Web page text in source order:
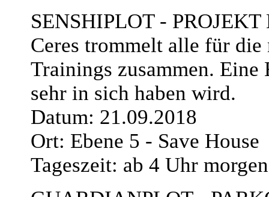
SENSHIPLOT -
Ceres trommelt alle für die
Trainings zusammen. Eine
sehr in sich haben wird.
Datum: 21.09.2018
Ort: Ebene 5 - Save House
Tageszeit: ab 4 Uhr